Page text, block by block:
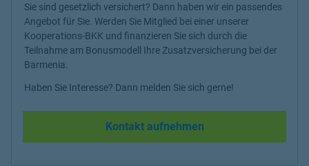
Sie sind gesetzlich versichert? Dann haben wir ein passendes
Angebot für Sie. Werden Sie Mitglied bei einer unserer
Kooperations-BKK und finanzieren Sie sich durch die
Teilnahme am Bonusmodell Ihre Zusatzversicherung bei der
Barmenia.
Haben Sie Interesse? Dann melden Sie sich gerne!
Kontakt aufnehmen